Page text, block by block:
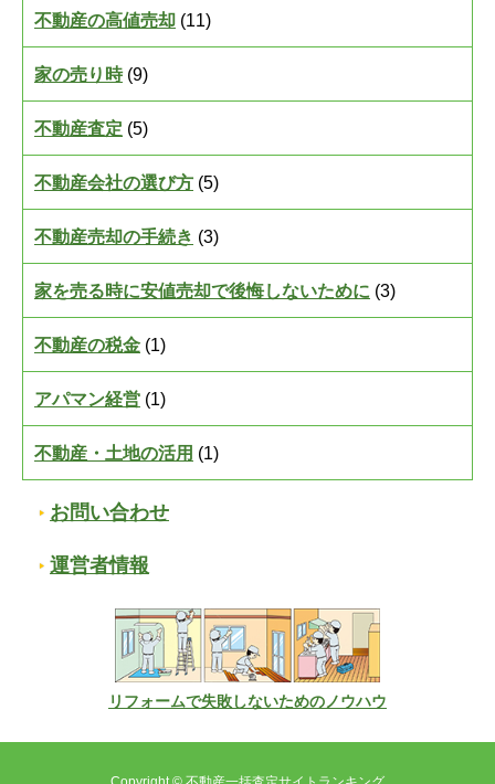
不動産の高値売却 (11)
家の売り時(9)
不動産査定 (5)
不動産会社の選び方 (5)
不動産売却の手続き (3)
家を売る時に安値売却で後悔しないために (3)
不動産の税金 (1)
アパマン経営 (1)
不動産・土地の活用 (1)
お問い合わせ
運営者情報
リフォームで失敗しないためのノウハウ